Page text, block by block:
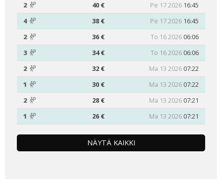
2
40 € Pe 17 2026 16:45
4
38 € Pe 17 2026 16:45
2
36 € To 16 2026 06:06
3
34 € To 16 2026 06:06
2
32 € Ma 13 2026 07:22
1
30 € Ma 13 2026 07:22
2
28 € Ma 13 2026 07:21
1
26 € Ma 13 2026 07:21
NÄYTÄ KAIKKI